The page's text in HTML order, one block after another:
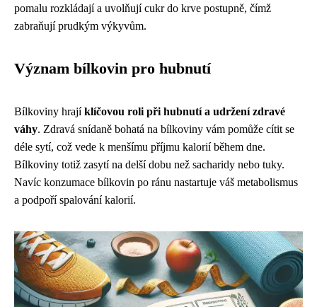
pomalu rozkládají a uvolňují cukr do krve postupně, čímž
zabraňují prudkým výkyvům.
Význam bílkovin pro hubnutí
Bílkoviny hrajíklíčovou roli při hubnutí a udržení zdravé
váhy. Zdravá snídaně bohatá na bílkoviny vám pomůže cítit se
déle sytí, což vede k menšímu příjmu kalorií během dne.
Bílkoviny totiž zasytí na delší dobu než sacharidy nebo tuky.
Navíc konzumace bílkovin po ránu nastartuje váš metabolismus
a podpoří spalování kalorií.